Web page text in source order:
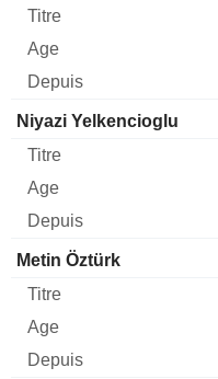
Niyazi Yelkencioglu
Metin Öztürk